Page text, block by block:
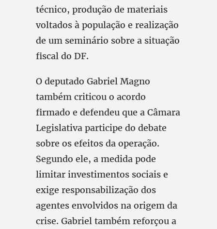
técnico, produção de materiais
voltados à população e realização
de um seminário sobre a situação
fiscal do DF.
O deputado Gabriel Magno
também criticou o acordo
firmado e defendeu que a Câmara
Legislativa participe do debate
sobre os efeitos da operação.
Segundo ele, a medida pode
limitar investimentos sociais e
exige responsabilização dos
agentes envolvidos na origem da
crise. Gabriel também reforçou a